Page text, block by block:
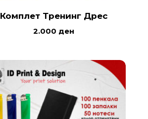
Комплет Тренинг Дрес
2.000 ден